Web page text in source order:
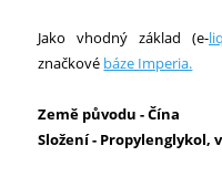
Jako vhodný základ (e-
značkové báze Imperia.
Země původu -Čína
Složení - Propylenglykol,